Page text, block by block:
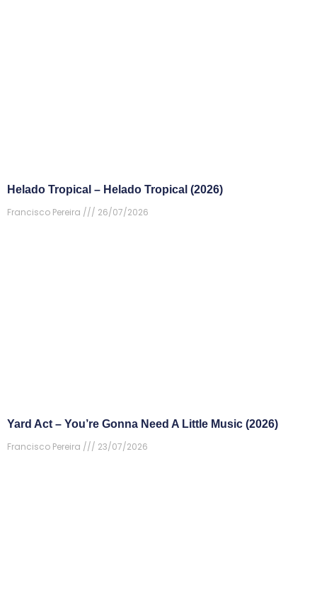
Helado Tropical – Helado Tropical (2026)
Francisco Pereira
26/07/2026
Yard Act – You’re Gonna Need A Little Music (2026)
Francisco Pereira
23/07/2026